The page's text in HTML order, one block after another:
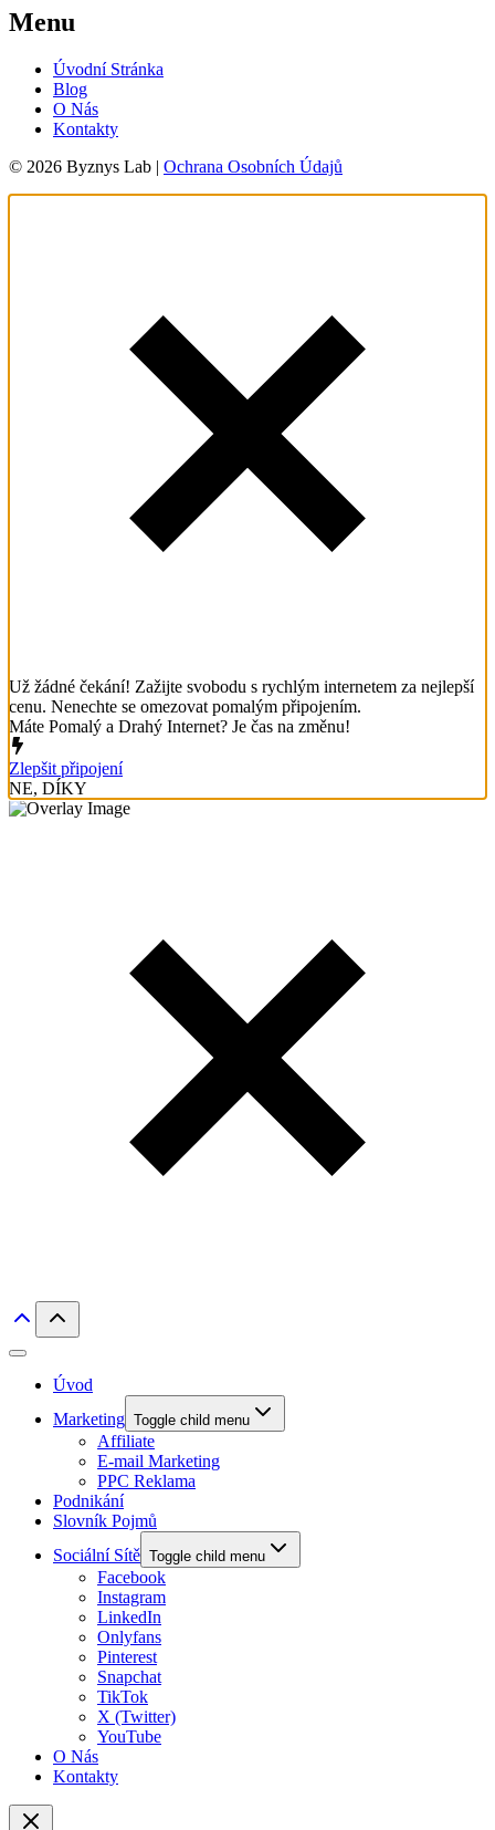
Menu
Úvodní Stránka
Blog
O Nás
Kontakty
© 2026 Byznys Lab | Ochrana Osobních Údajů
Už žádné čekání! Zažijte svobodu s rychlým internetem za nejlepší
cenu. Nenechte se omezovat pomalým připojením.
Máte Pomalý a Drahý Internet? Je čas na změnu!
Zlepšit připojení
NE, DÍKY
Úvod
Marketing Toggle child menu
Affiliate
E-mail Marketing
PPC Reklama
Podnikání
Slovník Pojmů
Sociální Sítě Toggle child menu
Facebook
Instagram
LinkedIn
Onlyfans
Pinterest
Snapchat
TikTok
X (Twitter)
YouTube
O Nás
Kontakty